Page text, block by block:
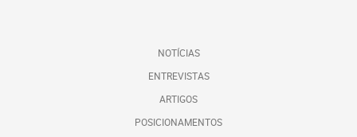
NOTÍCIAS
ENTREVISTAS
ARTIGOS
POSICIONAMENTOS